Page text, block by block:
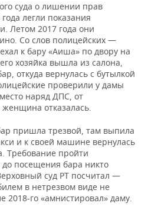
суда о лишении прав
легли показания
Летом 2017 года они
Со слов полицейских —
к бару «Аиша» по двору на
хозяйка вышла из салона,
откуда вернулась с бутылкой
проверили у дамы
наряд ДПС, от
женщина отказалась.
пришла трезвой, там выпила
и к своей машине вернулась
Требование пройти
до посещения бара никто
суд РТ посчитал —
в нетрезвом виде не
2018-го «амнистировал» даму.